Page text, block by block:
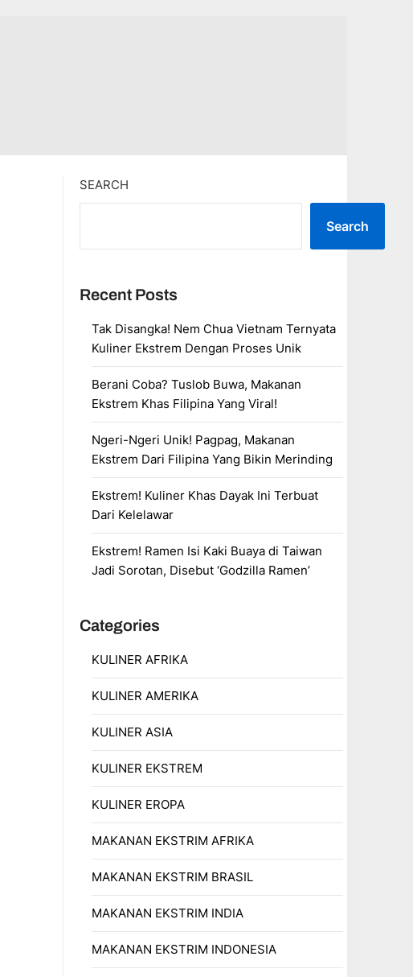
SEARCH
Search
Recent Posts
Tak Disangka! Nem Chua Vietnam Ternyata
Kuliner Ekstrem Dengan Proses Unik
Berani Coba? Tuslob Buwa, Makanan
Ekstrem Khas Filipina Yang Viral!
Ngeri-Ngeri Unik! Pagpag, Makanan
Ekstrem Dari Filipina Yang Bikin Merinding
Ekstrem! Kuliner Khas Dayak Ini Terbuat
Dari Kelelawar
Ekstrem! Ramen Isi Kaki Buaya di Taiwan
Jadi Sorotan, Disebut ‘Godzilla Ramen’
Categories
KULINER AFRIKA
KULINER AMERIKA
KULINER ASIA
KULINER EKSTREM
KULINER EROPA
MAKANAN EKSTRIM AFRIKA
MAKANAN EKSTRIM BRASIL
MAKANAN EKSTRIM INDIA
MAKANAN EKSTRIM INDONESIA